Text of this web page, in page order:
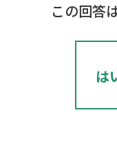
この回答
は